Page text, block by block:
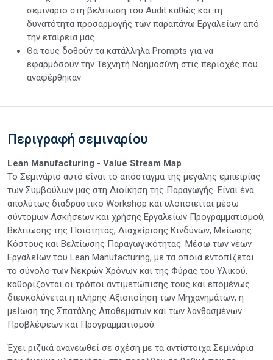
σεμινάριο στη βελτίωση του Audit καθώς και τη
δυνατότητα προσαρμογής των παραπάνω Εργαλείων από
την εταιρεία μας.
Θα τους δοθούν τα κατάλληλα Prompts για να
εφαρμόσουν την Τεχνητή Νοημοσύνη στις περιοχές που
αναφέρθηκαν
Περιγραφή σεμιναρίου
Lean Manufacturing - Value Stream Map
Το Σεμινάριο αυτό είναι το απόσταγμα της μεγάλης εμπειρίας
των Συμβούλων μας στη Διοίκηση της Παραγωγής. Είναι ένα
απολύτως διαδραστικό Workshop και υλοποιείται μέσω
σύντομων Ασκήσεων και χρήσης Εργαλείων Προγραμματισμού,
Βελτίωσης της Ποιότητας, Διαχείρισης Κινδύνων, Μείωσης
Κόστους και Βελτίωσης Παραγωγικότητας. Μέσω των νέων
Εργαλείων του Lean Manufacturing, με τα οποία εντοπίζεται
το σύνολο των Νεκρών Χρόνων και της Φύρας του Υλικού,
καθορίζονται οι τρόποι αντιμετώπισης τους και επομένως
διευκολύνεται η πλήρης Αξιοποίηση των Μηχανημάτων, η
μείωση της Σπατάλης Αποθεμάτων και των λανθασμένων
Προβλέψεων και Προγραμματισμού.
Έχει ριζικά ανανεωθεί σε σχέση με τα αντίστοιχα Σεμινάρια